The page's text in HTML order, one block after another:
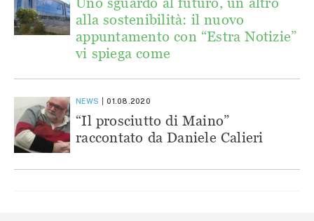
alla sostenibilità: il nuovo
appuntamento con “Estra Notizie”
vi spiega come
NEWS 01.08.2020
“Il prosciutto di Maino”
raccontato da Daniele Calieri